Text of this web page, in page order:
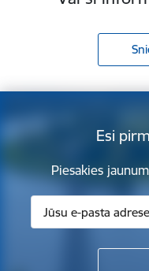
Esi
Piesakies